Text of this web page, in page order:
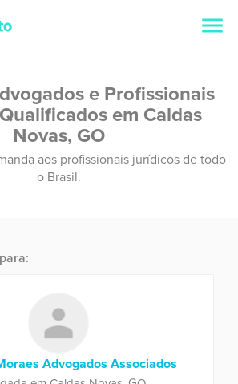
e Profissionais
em Caldas
Novas, GO
aos profissionais jurídicos de todo
o Brasil.
Advogados Associados